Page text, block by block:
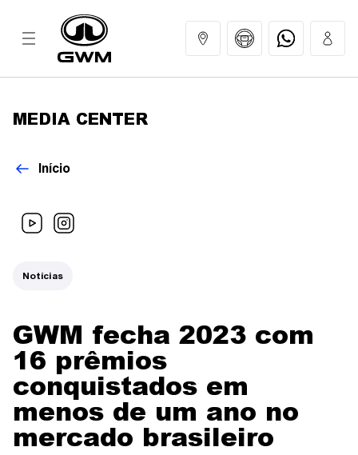
CONTATO
CONCESSIONÁRIAS
MEDIA CENTER
Início
Notícias
GWM fecha 2023 com
16 prêmios
conquistados em
menos de um ano no
mercado brasileiro